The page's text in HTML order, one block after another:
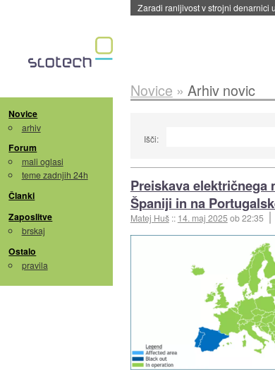
Zaradi ranljivost v strojni denarnici
Novice
arhiv
Forum
mali oglasi
teme zadnjih 24h
Članki
Zaposlitve
brskaj
Ostalo
pravila
Novice » Arhiv novic
Išči:
Preiskava električnega
Španiji in na
Matej Huš :: 14. maj 2025ob 22:35